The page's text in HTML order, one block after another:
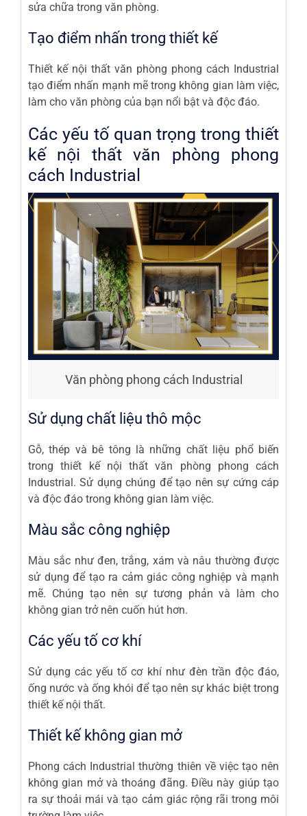
sửa chữa trong văn phòng.
Tạo điểm nhấn trong thiết kế
Thiết kế nội thất văn phòng phong cách Industrial
tạo điểm nhấn mạnh mẽ trong không gian làm việc,
làm cho văn phòng của bạn nổi bật và độc đáo.
Các yếu tố quan trọng trong thiết
kế nội thất văn phòng phong
cách Industrial
Văn phòng phong cách Industrial
Sử dụng chất liệu thô mộc
Gỗ, thép và bê tông là những chất liệu phổ biến
trong thiết kế nội thất văn phòng phong cách
Industrial. Sử dụng chúng để tạo nên sự cứng cáp
và độc đáo trong không gian làm việc.
Màu sắc công nghiệp
Màu sắc như đen, trắng, xám và nâu thường được
sử dụng để tạo ra cảm giác công nghiệp và mạnh
mẽ. Chúng tạo nên sự tương phản và làm cho
không gian trở nên cuốn hút hơn.
Các yếu tố cơ khí
Sử dụng các yếu tố cơ khí như đèn trần độc đáo,
ống nước và ống khói để tạo nên sự khác biệt trong
thiết kế nội thất.
Thiết kế không gian mở
Phong cách Industrial thường thiên về việc tạo nên
không gian mở và thoáng đãng. Điều này giúp tạo
ra sự thoải mái và tạo cảm giác rộng rãi trong môi